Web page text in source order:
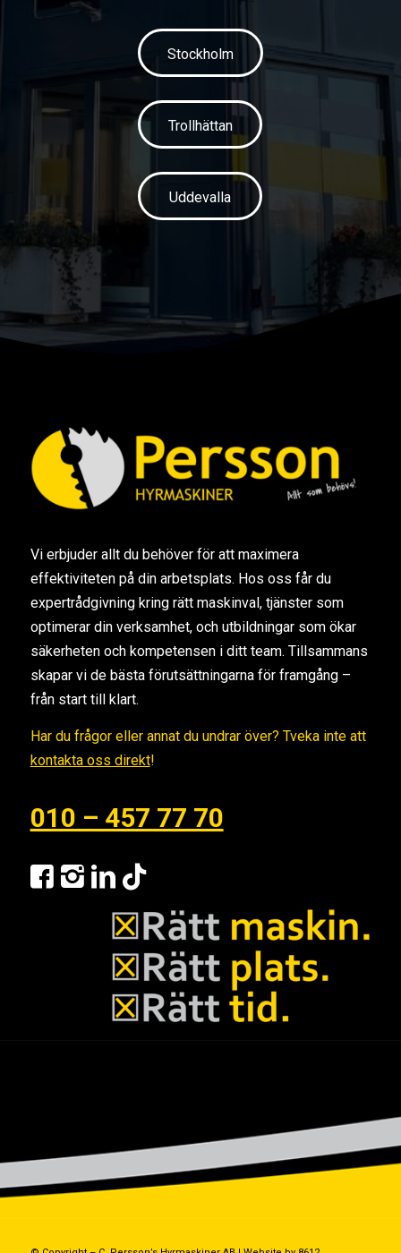
Stockholm
Trollhättan
Uddevalla
Vi erbjuder allt du behöver för att maximera
effektiviteten på din arbetsplats. Hos oss får du
expertrådgivning kring rätt maskinval, tjänster som
optimerar din verksamhet, och utbildningar som ökar
säkerheten och kompetensen i ditt team. Tillsammans
skapar vi de bästa förutsättningarna för framgång –
från start till klart.
Har du frågor eller annat du undrar över? Tveka inte att
kontakta oss direkt!
010 – 457 77 70